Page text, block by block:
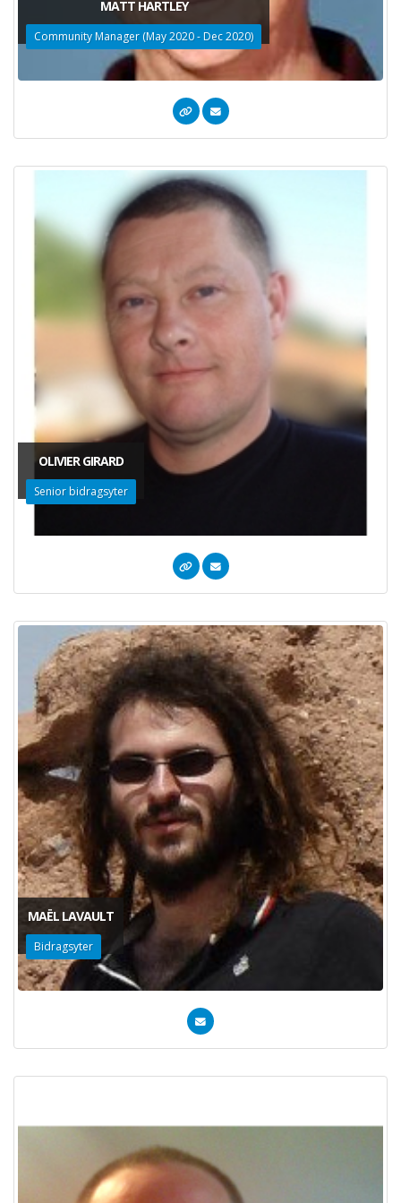
MATT HARTLEY
Community Manager (May 2020 - Dec 2020)
OLIVIER GIRARD
Senior bidragsyter
MAËL LAVAULT
Bidragsyter